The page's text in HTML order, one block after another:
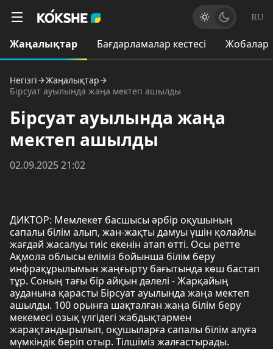
RU
Жаңалықтар Бағдарламалар кестесі Жобалар
Негізгі
Жаңалықтар
Бірсуат ауылында жаңа мектеп ашылды
Бірсуат ауылында жаңа
мектеп ашылды
02.09.2025 21:02
ДИКТОР: Мемлекет басшысы әрбір оқушының
сапалы білім алып, жан-жақты дамуы үшін қолайлы
жағдай жасалуы тиіс екенін атап өтті. Осы ретте
Ақмола облысы еліміз бойынша білім беру
инфрақұрылымын жаңғырту бағытында көш бастап
тұр. Соның тағы бір айқын дәлелі - Жарқайың
ауданына қарасты Бірсуат ауылында жаңа мектеп
ашылды. 100 орынға шақталған жаңа білім беру
мекемесі озық үлгідегі жабдықтармен
жарақтандырылып, оқушыларға сапалы білім алуға
мүмкіндік беріп отыр. Тілшіміз жалғастырады.